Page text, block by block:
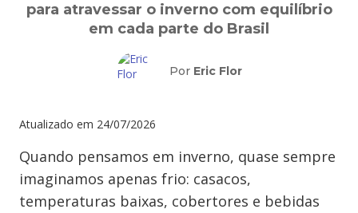
para atravessar o inverno com equilíbrio
em cada parte do Brasil
Por Eric Flor
Atualizado em 24/07/2026
Quando pensamos em inverno, quase sempre
imaginamos apenas frio: casacos,
temperaturas baixas, cobertores e bebidas